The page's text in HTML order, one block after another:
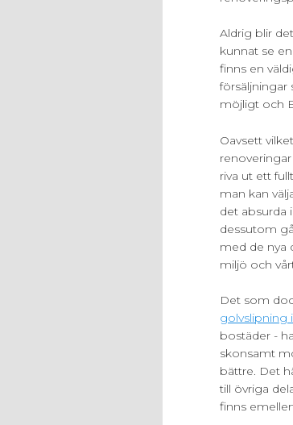
Aldrig blir
kunnat se
finns en
försäljningar
möjligt och
Oavsett
riva ut ett
man kan
det absurda
dessutom
med de nya
miljö och
Det som
golvslipning
bostäder -
skonsamt
bättre. Det
till övriga
finns